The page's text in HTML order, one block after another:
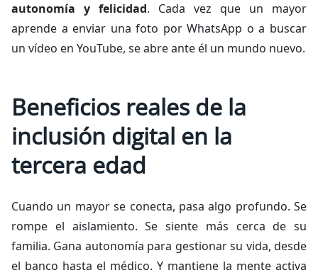
autonomía y felicidad. Cada vez que un mayor
aprende a enviar una foto por WhatsApp o a buscar
un vídeo en YouTube, se abre ante él un mundo nuevo.
Beneficios reales de la
inclusión digital en la
tercera edad
Cuando un mayor se conecta, pasa algo profundo. Se
rompe el aislamiento. Se siente más cerca de su
familia. Gana autonomía para gestionar su vida, desde
el banco hasta el médico. Y mantiene la mente activa